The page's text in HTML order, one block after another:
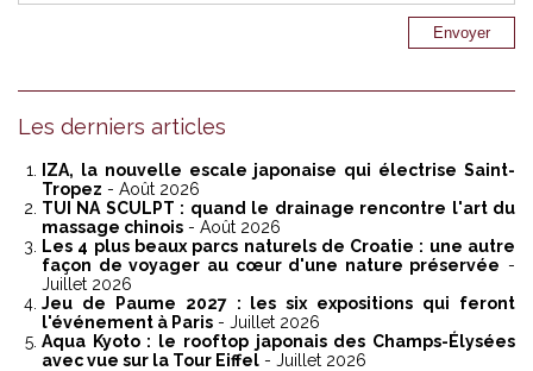
Les derniers articles
IZA, la nouvelle escale japonaise qui électrise Saint-
Tropez - Août 2026
TUI NA SCULPT : quand le drainage rencontre l'art du
massage chinois - Août 2026
Les 4 plus beaux parcs naturels de Croatie : une autre
façon de voyager au cœur d'une nature préservée -
Juillet 2026
Jeu de Paume 2027 : les six expositions qui feront
l'événement à Paris - Juillet 2026
Aqua Kyoto : le rooftop japonais des Champs-Élysées
avec vue sur la Tour Eiffel - Juillet 2026